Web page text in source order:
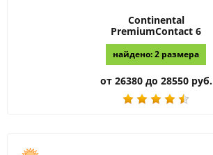
Continental
PremiumContact 6
найдено: 2 размера
от 26380 до 28550 руб.